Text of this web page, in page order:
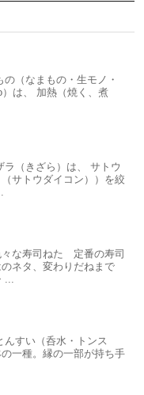
（なまもの・生モノ・
は、 加熱（焼く、煮
ラ（きざら）は、 サトウ
サトウダイコン））を絞
な寿司ねた 定番の寿司
ネタ、変わりだねまで
んすい（呑水・トンス
一種。縁の一部が持ち手